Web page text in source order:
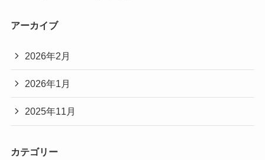
アーカイブ
2026年2月
2026年1月
2025年11月
カテゴリー